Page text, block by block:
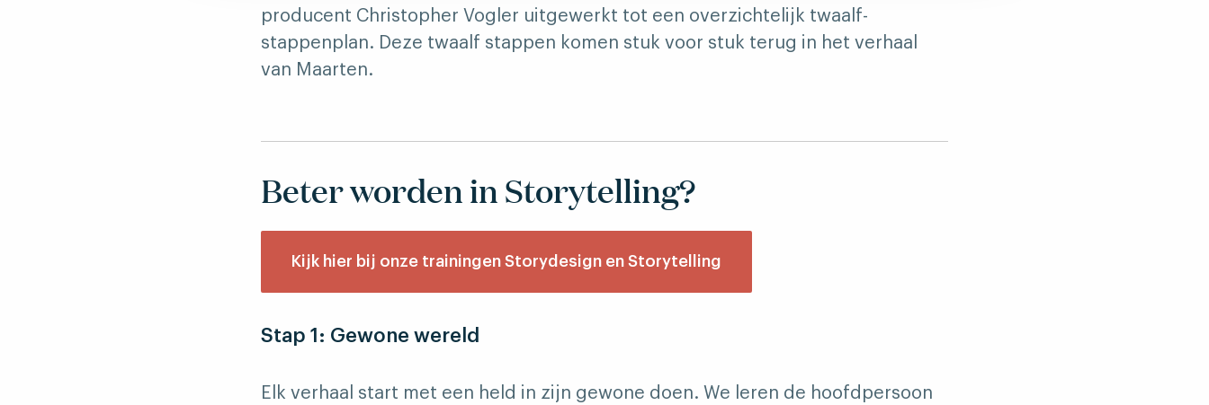
producent Christopher Vogler uitgewerkt tot een overzichtelijk twaalf-
stappenplan. Deze twaalf stappen komen stuk voor stuk terug in het verhaal
van Maarten.
Beter worden in Storytelling?
Kijk hier bij onze trainingen Storydesign en Storytelling
Stap 1: Gewone wereld
Elk verhaal start met een held in zijn gewone doen. We leren de hoofdpersoon